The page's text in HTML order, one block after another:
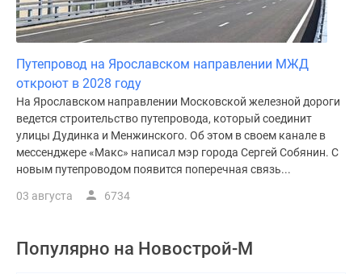
Путепровод на Ярославском направлении МЖД
откроют в 2028 году
На Ярославском направлении Московской железной дороги
ведется строительство путепровода, который соединит
улицы Дудинка и Менжинского. Об этом в своем канале в
мессенджере «Макс» написал мэр города Сергей Собянин. С
новым путепроводом появится поперечная связь...
03 августа 6734
Популярно на Новострой-М